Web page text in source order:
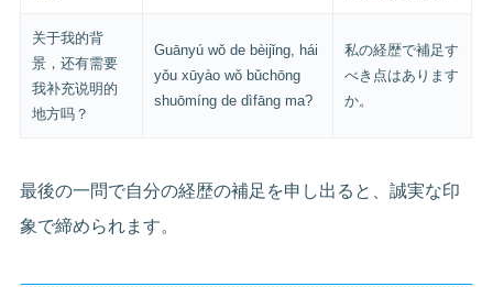
关于我的背
景，还有需要
我补充说明的
地方吗？
Guānyú wǒ de bèijǐng, hái
yǒu xūyào wǒ bǔchōng
shuōmíng de dìfāng ma?
私の経歴で補足す
べき点はあります
か。
最後の一問で自分の経歴の補足を申し出ると、誠実な印
象で締められます。